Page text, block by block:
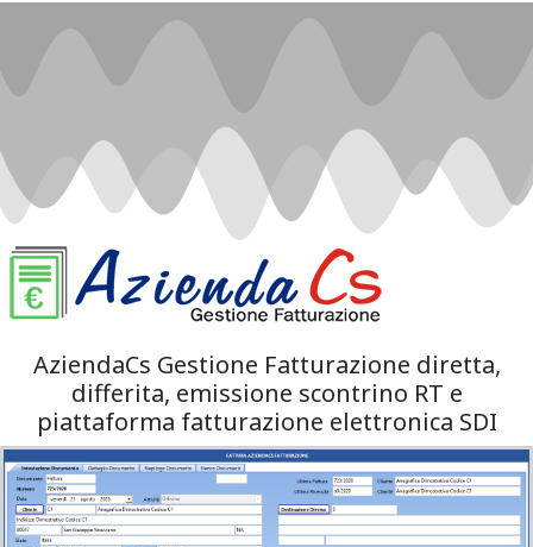
AziendaCs Gestione Fatturazione diretta,
differita, emissione scontrino RT e
piattaforma fatturazione elettronica SDI